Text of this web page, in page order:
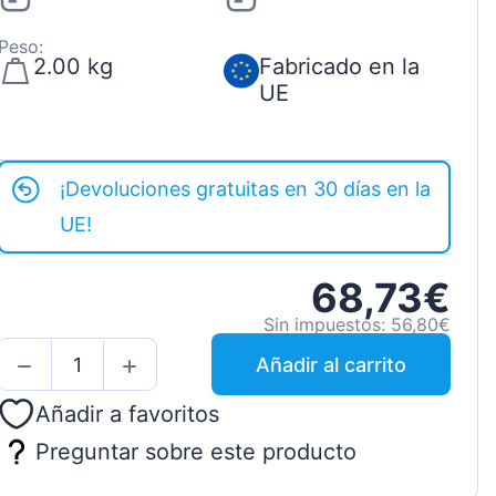
2.00 kg
Fabricado en la
UE
¡Devoluciones gratuitas en 30 días en la
UE!
68,73€
Sin impuestos: 56,80€
Añadir al carrito
Añadir a favoritos
Preguntar sobre este producto